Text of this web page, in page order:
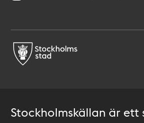
Stockholmskällan är ett